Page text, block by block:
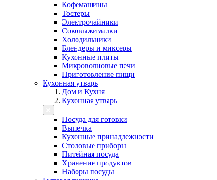
Кофемашины
Тостеры
Электрочайники
Соковыжималки
Холодильники
Блендеры и миксеры
Кухонные плиты
Микроволновые печи
Приготовление пищи
Кухонная утварь
Дом и Кухня
Кухонная утварь
Посуда для готовки
Выпечка
Кухонные принадлежности
Столовые приборы
Питейная посуда
Хранение продуктов
Наборы посуды